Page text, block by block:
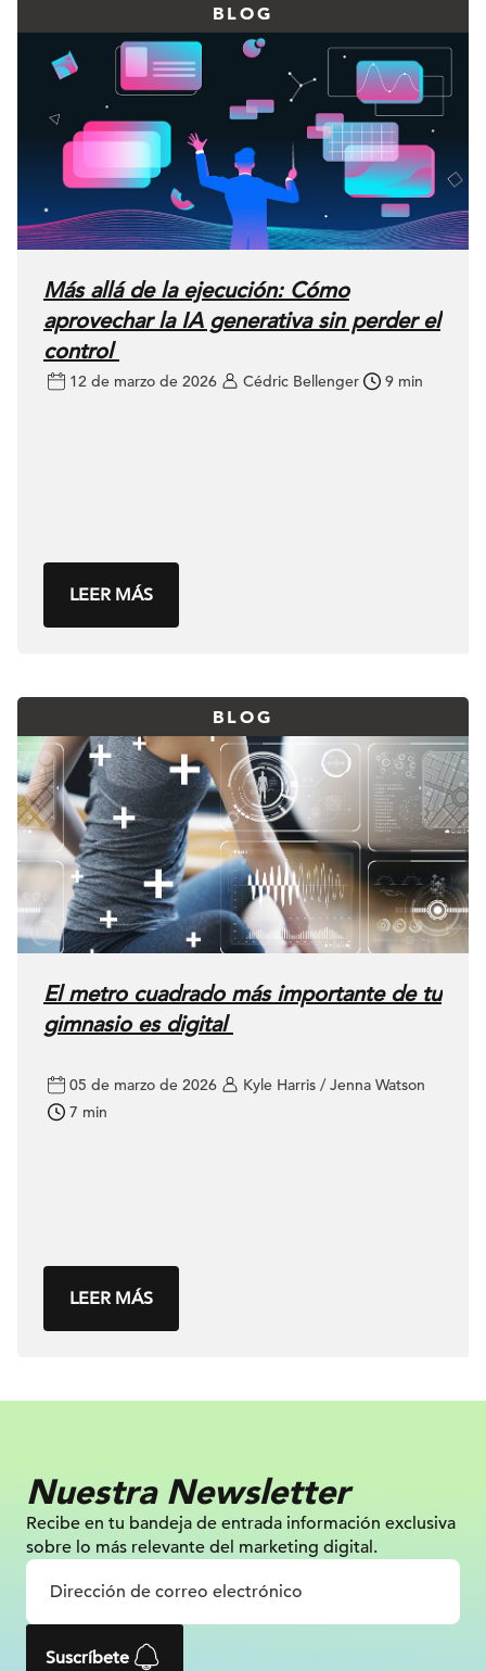
BLOG
Más allá de la ejecución: Cómo
aprovechar la IA generativa sin perder el
control
12 de marzo de 2026 Cédric Bellenger 9 min
LEER MÁS
BLOG
El metro cuadrado más importante de tu
gimnasio es digital
05 de marzo de 2026
Kyle Harris / Jenna Watson
7 min
LEER MÁS
Nuestra Newsletter
Recibe en tu bandeja de entrada información exclusiva
sobre lo más relevante del marketing digital.
Suscríbete